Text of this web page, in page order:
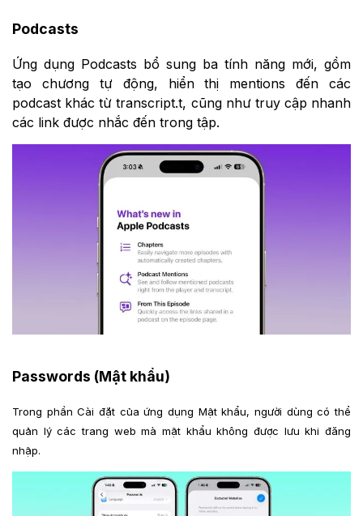
Podcasts
Ứng dụng Podcasts bổ sung ba tính năng mới, gồm
tạo chương tự động, hiển thị mentions đến các
podcast khác từ transcript.t, cũng như truy cập nhanh
các link được nhắc đến trong tập.
Passwords (Mật khẩu)
Trong phần Cài đặt của ứng dụng Mật khẩu, người dùng có thể
quản lý các trang web mà mật khẩu không được lưu khi đăng
nhập.